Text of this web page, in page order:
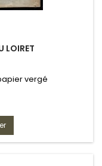
LOIRET
vergé